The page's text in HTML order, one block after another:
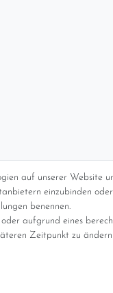
auf unserer Website
einzubinden
benennen.
aufgrund eines
Zeitpunkt zu